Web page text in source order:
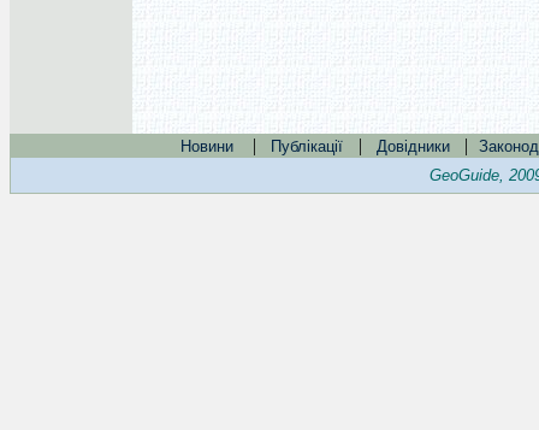
Новини | Публікації | Довідники |
GeoGuide,